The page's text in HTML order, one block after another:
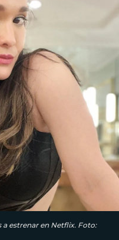
a estrenar en Netflix. Foto: